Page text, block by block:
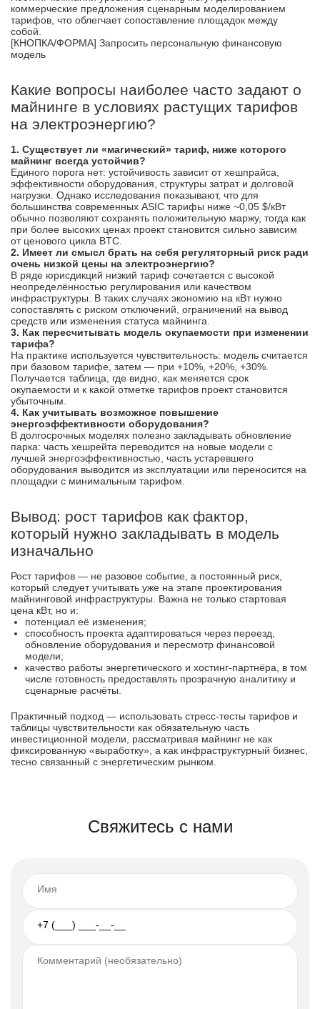
коммерческие предложения сценарным моделированием
тарифов, что облегчает сопоставление площадок между
собой.
[КНОПКА/ФОРМА] Запросить персональную финансовую
модель
Какие вопросы наиболее часто задают о
майнинге в условиях растущих тарифов
на электроэнергию?
1. Существует ли «магический» тариф, ниже которого
майнинг всегда устойчив?
Единого порога нет: устойчивость зависит от хешпрайса,
эффективности оборудования, структуры затрат и долговой
нагрузки. Однако исследования показывают, что для
большинства современных ASIC тарифы ниже ~0,05 $/кВт
обычно позволяют сохранять положительную маржу, тогда как
при более высоких ценах проект становится сильно зависим
от ценового цикла BTC.
2. Имеет ли смысл брать на себя регуляторный риск ради
очень низкой цены на электроэнергию?
В ряде юрисдикций низкий тариф сочетается с высокой
неопределённостью регулирования или качеством
инфраструктуры. В таких случаях экономию на кВт нужно
сопоставлять с риском отключений, ограничений на вывод
средств или изменения статуса майнинга.
3. Как пересчитывать модель окупаемости при изменении
тарифа?
На практике используется чувствительность: модель считается
при базовом тарифе, затем — при +10%, +20%, +30%.
Получается таблица, где видно, как меняется срок
окупаемости и к какой отметке тарифов проект становится
убыточным.
4. Как учитывать возможное повышение
энергоэффективности оборудования?
В долгосрочных моделях полезно закладывать обновление
парка: часть хешрейта переводится на новые модели с
лучшей энергоэффективностью, часть устаревшего
оборудования выводится из эксплуатации или переносится на
площадки с минимальным тарифом.
Вывод: рост тарифов как фактор,
который нужно закладывать в модель
изначально
Рост тарифов — не разовое событие, а постоянный риск,
который следует учитывать уже на этапе проектирования
майнинговой инфраструктуры. Важна не только стартовая
цена кВт, но и:
потенциал её изменения;
способность проекта адаптироваться через переезд,
обновление оборудования и пересмотр финансовой
модели;
качество работы энергетического и хостинг-партнёра, в том
числе готовность предоставлять прозрачную аналитику и
сценарные расчёты.
Практичный подход — использовать стресс-тесты тарифов и
таблицы чувствительности как обязательную часть
инвестиционной модели, рассматривая майнинг не как
фиксированную «выработку», а как инфраструктурный бизнес,
тесно связанный с энергетическим рынком.
Свяжитесь с нами